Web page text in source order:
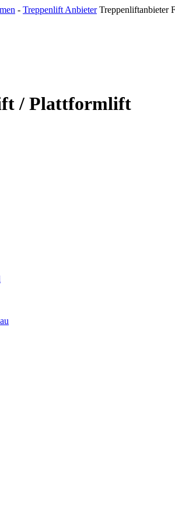
- Treppenlift AnbieterTreppenliftanbieter
Mobilität erlangen.